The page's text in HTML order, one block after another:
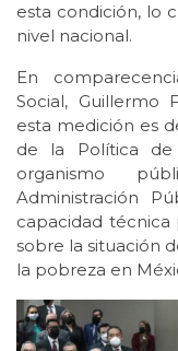
esta condición, lo
nivel nacional.
En
Social, Guillermo
esta medición es
de la Política de
organismo
Administración
capacidad técnica
sobre la situación
la pobreza en